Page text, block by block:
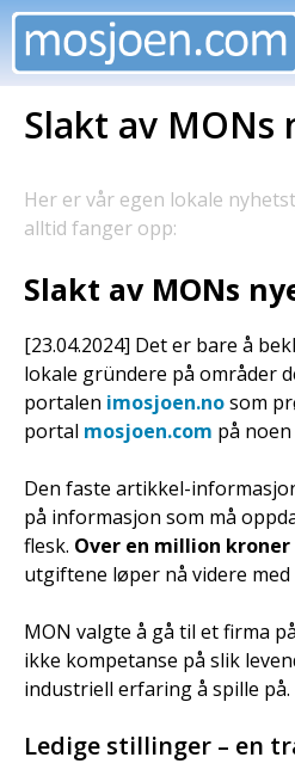
Hopp
innhold
Slakt av MONs
Her er vår egen lokale
alltid fanger opp:
Slakt av MONs
[23.04.2024] Det er bare å
lokale gründere på områder
portalen imosjoen.nosom
portal mosjoen.com på
Den faste artikkel-
på informasjon som må
flesk. Over en million kroner
utgiftene løper nå videre
MON valgte å gå til et firma
ikke kompetanse på slik
industriell erfaring å spille
Ledige stillinger – en